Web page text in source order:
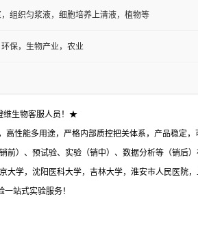
组织匀浆液，细胞培养上清液，植物等
保，生物产业，农业
维生物客服人员！★
性能多用途，严格内部质控把关体系，产品稳定
）、预试验、实验（销中）、数据分析等（销后
大学，沈阳医科大学，吉林大学，淮安市人民医院
站式实验服务！